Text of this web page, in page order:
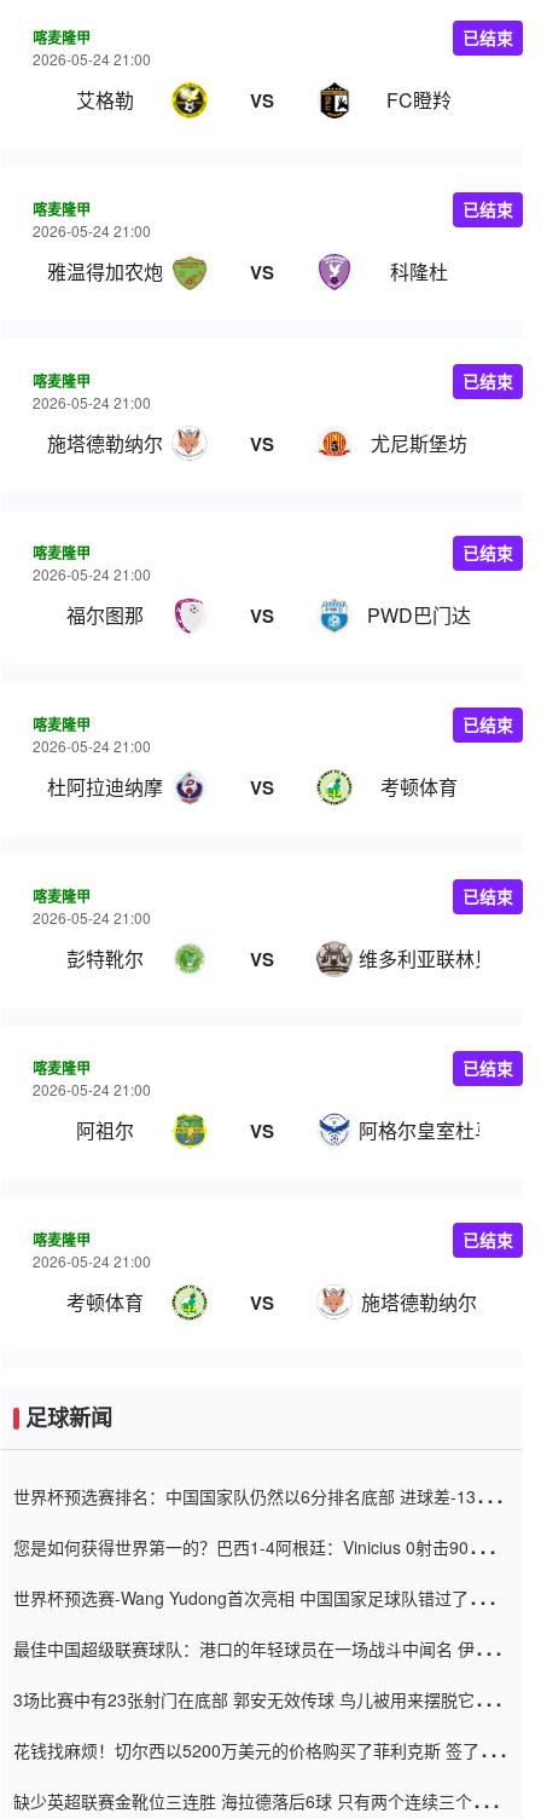
喀麦隆甲
2026-05-24 21:00
艾格勒 VS FC瞪羚
已结束
喀麦隆甲
2026-05-24 21:00
雅温得加农炮 VS 科隆杜
已结束
喀麦隆甲
2026-05-24 21:00
施塔德勒纳尔 VS 尤尼斯堡坊
已结束
喀麦隆甲
2026-05-24 21:00
福尔图那 VS PWD巴门达
已结束
喀麦隆甲
2026-05-24 21:00
杜阿拉迪纳摩 VS 考顿体育
已结束
喀麦隆甲
2026-05-24 21:00
彭特靴尔 VS 维多利亚联林贝
已结束
喀麦隆甲
2026-05-24 21:00
阿祖尔 VS 阿格尔皇室杜马
已结束
喀麦隆甲
2026-05-24 21:00
考顿体育 VS 施塔德勒纳尔
已结束
足球新闻
世界杯预选赛排名：中国国家队仍然以6分排名底部 进球差-13令人
您是如何获得世界第一的？巴西1-4阿根廷：Vinicius 0射击90分钟
世界杯预选赛-Wang Yudong首次亮相 中国国家足球队错过了世界
最佳中国超级联赛球队：港口的年轻球员在一场战斗中闻名 伊万放
3场比赛中有23张射门在底部 郭安无效传球 鸟儿被用来摆脱它
花钱找麻烦！切尔西以5200万美元的价格购买了菲利克斯 签了7年
缺少英超联赛金靴位三连胜 海拉德落后6球 只有两个连续三个连续